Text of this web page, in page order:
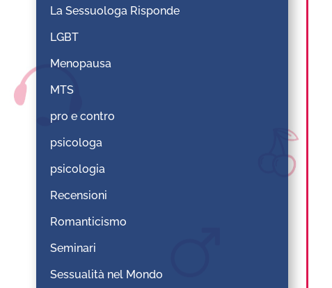
La Sessuologa Risponde
LGBT
Menopausa
MTS
pro e contro
psicologa
psicologia
Recensioni
Romanticismo
Seminari
Sessualità nel Mondo